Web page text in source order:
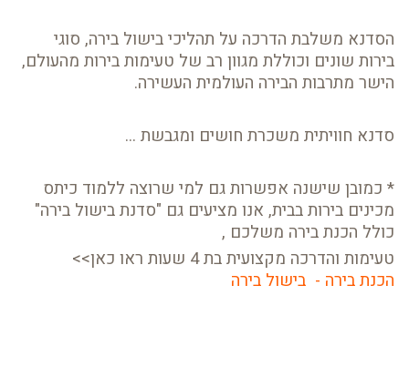
הסדנא משלבת הדרכה על תהליכי בישול בירה, סוגי
בירות שונים וכוללת מגוון רב של טעימות בירות מהעולם,
הישר מתרבות הבירה העולמית העשירה.
סדנא חוויתית משכרת חושים ומגבשת ...
* כמובן שישנה אפשרות גם למי שרוצה ללמוד כיתס
מכינים בירות בבית, אנו מציעים גם "סדנת בישול בירה"
כולל הכנת בירה משלכם ,
טעימות והדרכה מקצועית בת 4 שעות ראו כאן>>
הכנת בירה - בישול בירה